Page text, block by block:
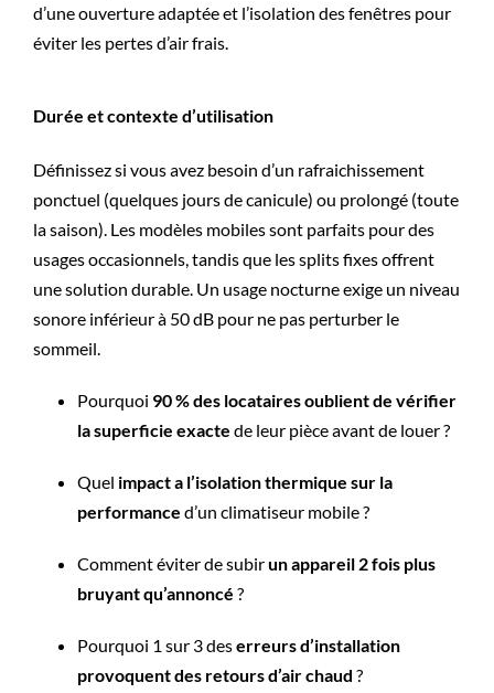
d’une ouverture adaptée et l’isolation des fenêtres pour
éviter les pertes d’air frais.
Durée et contexte d’utilisation
Définissez si vous avez besoin d’un rafraichissement
ponctuel (quelques jours de canicule) ou prolongé (toute
la saison). Les modèles mobiles sont parfaits pour des
usages occasionnels, tandis que les splits fixes offrent
une solution durable. Un usage nocturne exige un niveau
sonore inférieur à 50 dB pour ne pas perturber le
sommeil.
Pourquoi 90 % des locataires oublient de vérifier
la superficie exacte de leur pièce avant de louer ?
Quel impact a l’isolation thermique sur la
performance d’un climatiseur mobile ?
Comment éviter de subirun appareil 2 fois plus
bruyant qu’annoncé ?
Pourquoi 1 sur 3 deserreurs d’installation
provoquent des retours d’air chaud ?